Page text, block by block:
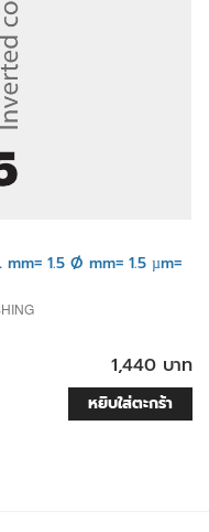
1.5 Ø mm= 1.5 µm=
1,440 บาท
หยิบใส่ตะกร้า